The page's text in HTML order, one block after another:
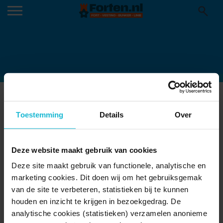
Toestemming Details Over
Deze website maakt gebruik van cookies
Deze site maakt gebruik van functionele, analytische en
marketing cookies. Dit doen wij om het gebruiksgemak
van de site te verbeteren, statistieken bij te kunnen
houden en inzicht te krijgen in bezoekgedrag. De
analytische cookies (statistieken) verzamelen anonieme